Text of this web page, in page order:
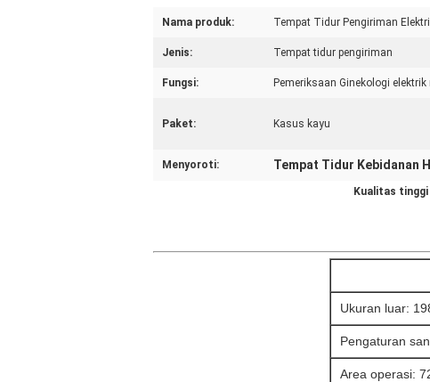
Nama produk: Tempat Tidur Pengiriman
Jenis: Tempat tidur pengiriman
Fungsi: Pemeriksaan Ginekologi
Paket: Kasus kayu
Menyoroti: Tempat Tidur Kebidanan
Kualitas
Ukuran luar:
Pengaturan
Area operasi: